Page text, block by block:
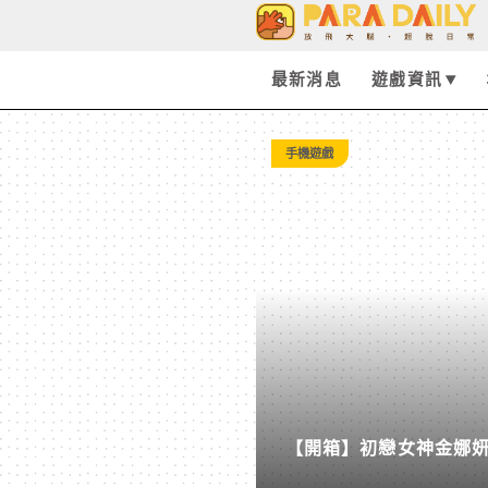
-
Paradaily
-
遊
戲
｜
最新消息 遊戲資訊
手機遊戲
【開箱】初戀女神金娜
柒息地推出「國王燒烤